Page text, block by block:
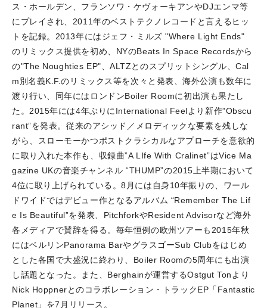
ス・ホールデン、フランソワ・ケヴォーキアンやDJエンマ等
にプレイされ、2011年のベストテクノレコードと言えるヒッ
トを記録。 2013年にはジェフ・ミルズ "Where Light Ends"
のリミックス提供を初め、NYのBeats In Space Recordsから
の"The Noughties EP"、ALTZとのスプリットシングル、Cal
m別名義K.F.のリミックス等を次々と発表、海外公演も数年に
渡り行い、同年にはロンドンBoiler Roomに初出演も果たし
た。 2015年には4年ぶりにInternational Feelより新作”Obscu
rant”を発表。従来のアシッド／メロディックな要素を残しな
がら、スローモーかつポストクラシカルなアプローチを意欲的
に取り入れた本作も、収録曲”A LIfe With Cralinet”はVice Ma
gazine UKの音楽チャンネル “THUMP”の2015上半期において
4位に取り上げられている。8月には自身10年振りの、ワール
ドワイドではデビュー作となるアルバム “Remember The Lif
e Is Beautiful”を発表、PitchforkやResident Advisorなど海外
各メディアで賛辞を得る。 毎年恒例の欧州ツアーも2015年秋
にはベルリンPanorama BarやグラスゴーSub Clubをはじめ
とした各国で大盛況に終わり、Boiler Roomの5周年にも出演
し話題となった。
また、Berghainが運営するOstgut Tonより
Nick Hoppnerとのコラボレーション・トラックEP「Fantastic
Planet」を7月リリース。